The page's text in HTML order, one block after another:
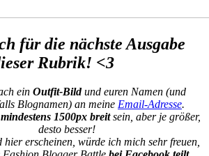
für die nächste Ausgabe
Rubrik! <3
ein Outfit-Bildund euren Namen (und
Blognamen) an meine Email-Adresse.
mindestens 1500px breitsein, aber je größer,
desto besser!
hier erscheinen, würde ich mich sehr freuen,